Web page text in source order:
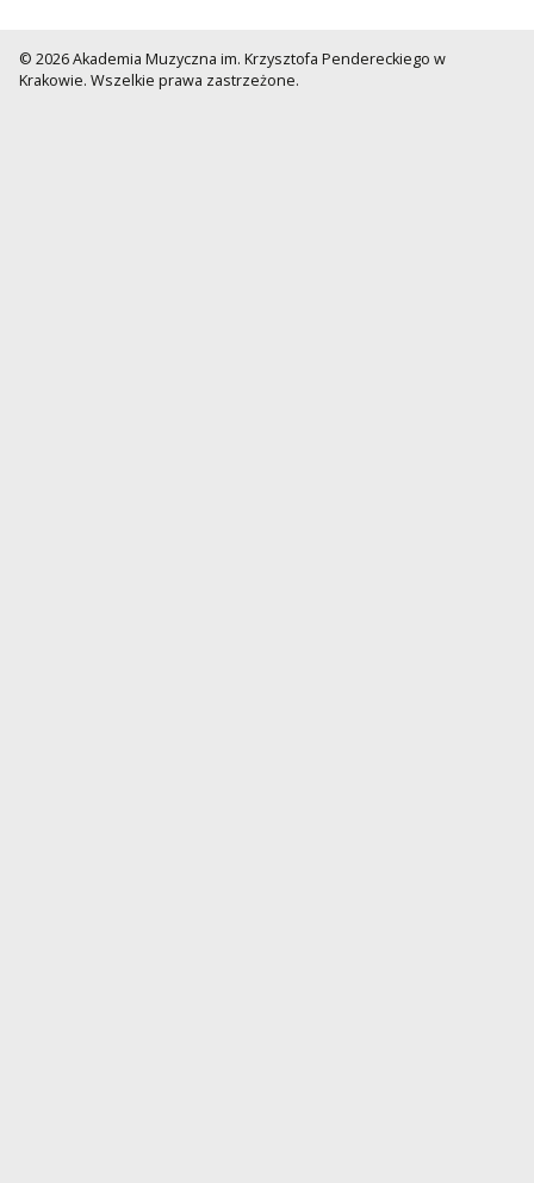
© 2026 Akademia Muzyczna im. Krzysztofa Pendereckiego w
Krakowie. Wszelkie prawa zastrzeżone.